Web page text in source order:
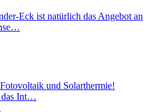
Eck ist natürlich das Angebot an
und Solarthermie!
das Int…